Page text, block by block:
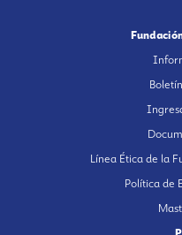
Línea Ética de la
Política de